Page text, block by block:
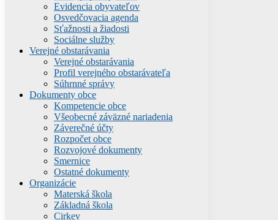
Evidencia obyvateľov
Osvedčovacia agenda
Sťažnosti a žiadosti
Sociálne služby
Verejné obstarávania
Verejné obstarávania
Profil verejného obstarávateľa
Súhrnné správy
Dokumenty obce
Kompetencie obce
Všeobecné záväzné nariadenia
Záverečné účty
Rozpočet obce
Rozvojové dokumenty
Smernice
Ostatné dokumenty
Organizácie
Materská škola
Základná škola
Cirkev